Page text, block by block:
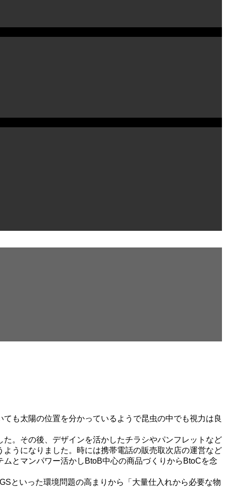
も太陽の位置を分かっているようで昆虫の中でも視力は良
。その後、デザインを活かしたチラシやパンフレットなど
うになりました。時には携帯電話の販売取次店の運営など
とマンパワー活かしBtoB中心の商品づくりからBtoCを念
といった環境問題の高まりから「大量仕入れから必要な物